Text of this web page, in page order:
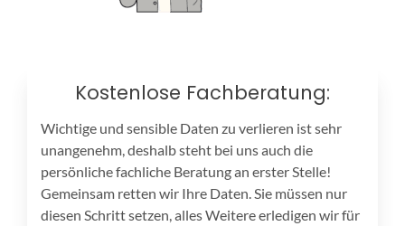
Kostenlose Fachberatung:
Wichtige und sensible Daten zu verlieren ist sehr
unangenehm, deshalb steht bei uns auch die
persönliche fachliche Beratung an erster Stelle!
Gemeinsam retten wir Ihre Daten. Sie müssen nur
diesen Schritt setzen, alles Weitere erledigen wir für